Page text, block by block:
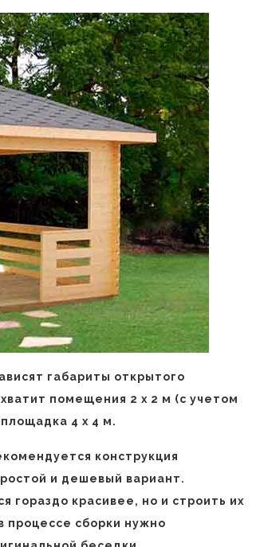
габариты открытого
помещения 2 х 2 м (с учетом
4 х 4 м.
конструкция
и дешевый вариант.
гораздо красивее, но и строить их
процессе сборки нужно